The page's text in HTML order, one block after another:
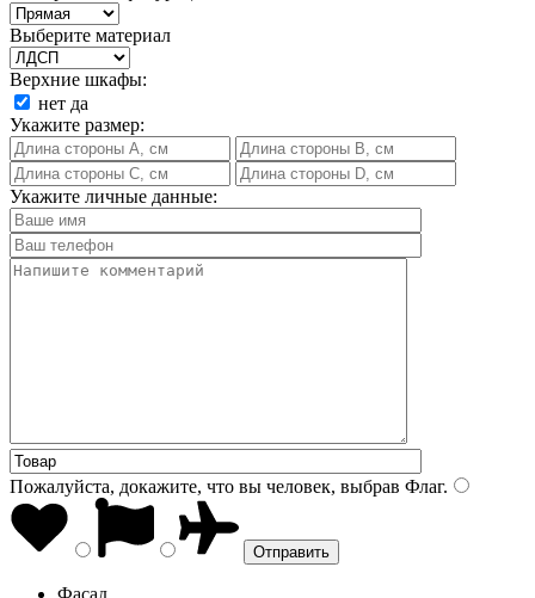
Выберите материал
Верхние шкафы:
нет да
Укажите размер:
Укажите личные данные:
Пожалуйста, докажите, что вы человек, выбрав Флаг.
Фасад